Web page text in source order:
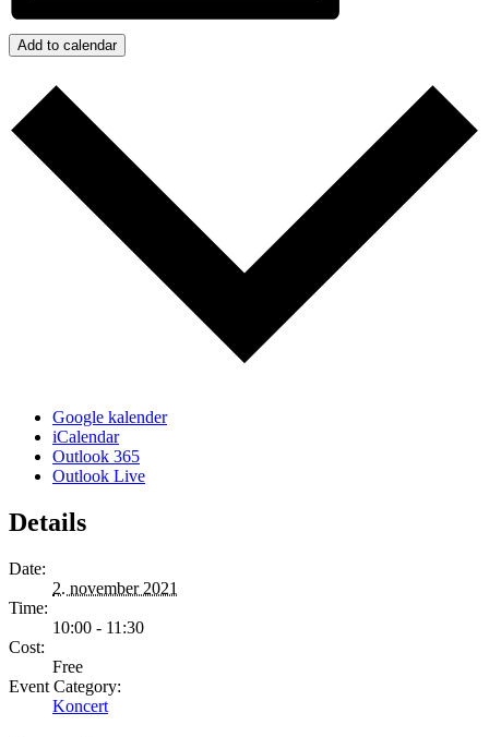
Add to calendar
Google kalender
iCalendar
Outlook 365
Outlook Live
Details
Date:
2. november 2021
Time:
10:00 - 11:30
Cost:
Free
Event Category:
Koncert